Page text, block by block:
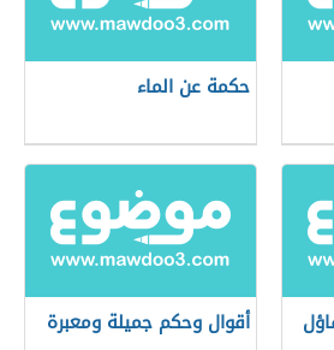
حكمة عن الماء
أقوال وحكم جميلة ومعبرة